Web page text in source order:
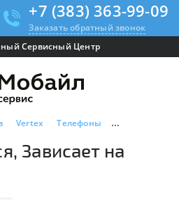
+7 (383) 363-99-09
Заказать обратный звонок
Сервисный Центр
Vertex Телефоны Vertex D503
Зависает на